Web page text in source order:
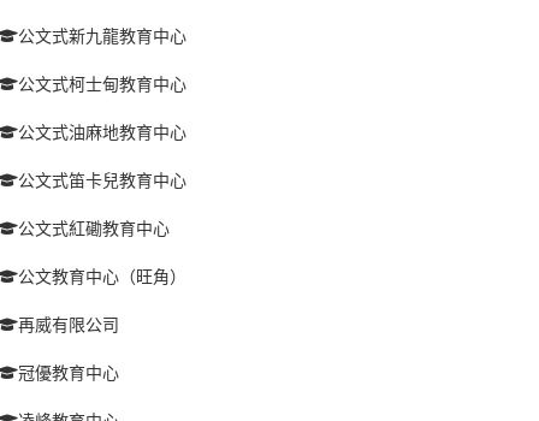
公文式新九龍教育中心
公文式柯士甸教育中心
公文式油麻地教育中心
公文式笛卡兒教育中心
公文式紅磡教育中心
公文教育中心（旺角）
再威有限公司
冠優教育中心